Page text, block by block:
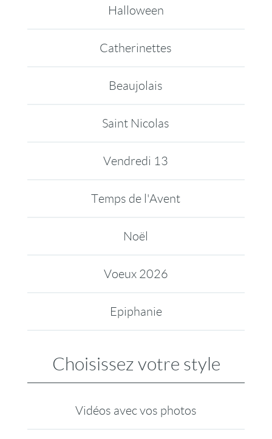
Halloween
Catherinettes
Beaujolais
Saint Nicolas
Vendredi 13
Temps de l'Avent
Noël
Voeux 2026
Epiphanie
Choisissez votre style
Vidéos avec vos photos